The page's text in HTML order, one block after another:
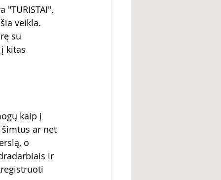
veikla.
su
kitas
kaip į
ar net
o
ir